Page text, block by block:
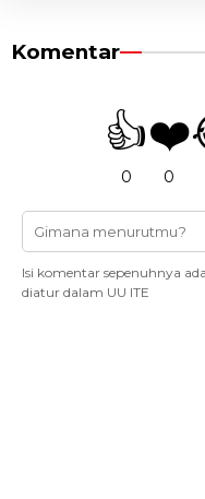
Komentar
👍
0
❤️
0
Isi komentar sepenuhnya
diatur dalam UU ITE